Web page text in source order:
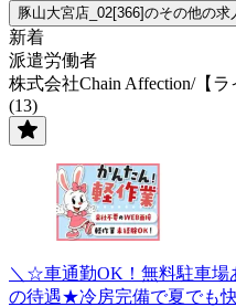
豚山大宮店_02[366]のその他の求
新着
派遣労働者
株式会社Chain Affection/【
(13)
＼☆車通勤OK！無料駐車場
の待遇★冷房完備で夏でも